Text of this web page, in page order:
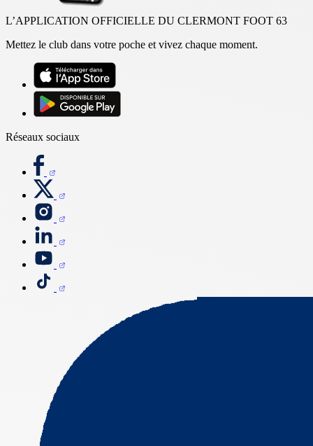
L’APPLICATION OFFICIELLE DU CLERMONT FOOT 63
Mettez le club dans votre poche et vivez chaque moment.
Réseaux sociaux